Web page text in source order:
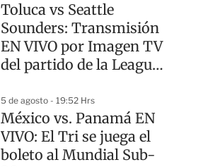
Toluca vs Seattle
Sounders: Transmisión
EN VIVO por Imagen TV
del partido de la Leagues
5 de agosto - 19:52 Hrs
México vs. Panamá EN
VIVO: El Tri se juega el
boleto al Mundial Sub-